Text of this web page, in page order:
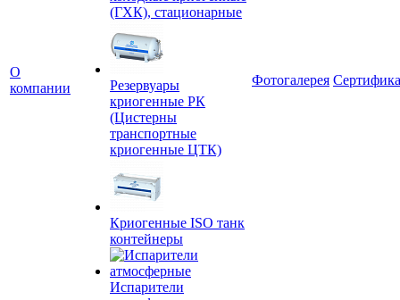
О
компании
(ГХК), стационарные
Резервуары
криогенные РК
(Цистерны
транспортные
криогенные ЦТК)
Криогенные ISO танк
контейнеры
Испарители
Фотогалерея